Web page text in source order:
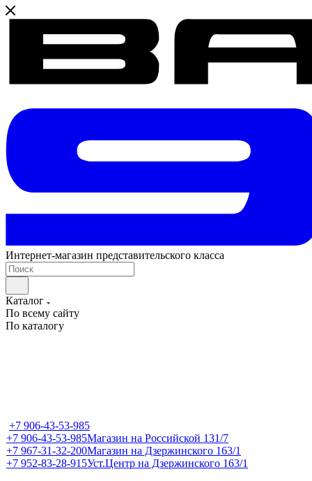
Интернет-магазин представительского класса
Каталог
По всему сайту
По каталогу
+7 906-43-53-985
+7 906-43-53-985Магазин на Российской 131/7
+7 967-31-32-200Магазин на Дзержинского 163/1
+7 952-83-28-915Уст.Центр на Дзержинского 163/1